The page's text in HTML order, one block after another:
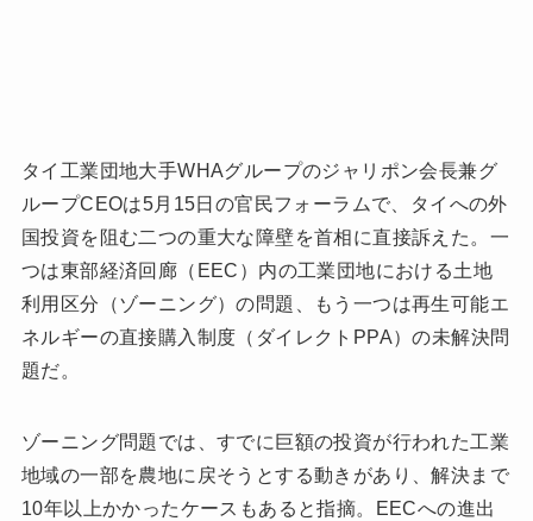
タイ工業団地大手WHAグループのジャリポン会長兼グ
ループCEOは5月15日の官民フォーラムで、タイへの外
国投資を阻む二つの重大な障壁を首相に直接訴えた。一
つは東部経済回廊（EEC）内の工業団地における土地
利用区分（ゾーニング）の問題、もう一つは再生可能エ
ネルギーの直接購入制度（ダイレクトPPA）の未解決問
題だ。
ゾーニング問題では、すでに巨額の投資が行われた工業
地域の一部を農地に戻そうとする動きがあり、解決まで
10年以上かかったケースもあると指摘。EECへの進出